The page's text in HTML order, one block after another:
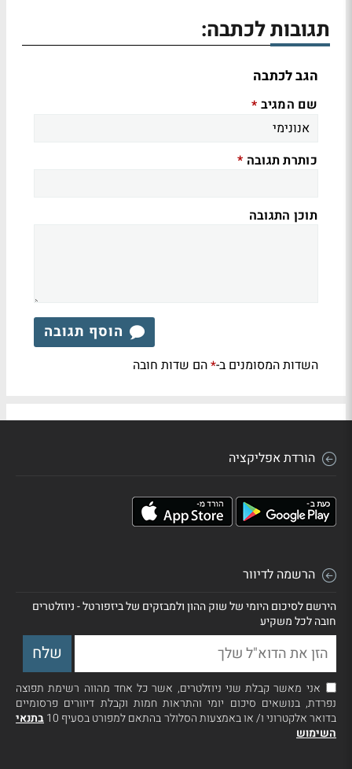
תגובות לכתבה:
הגב לכתבה
שם המגיב *
כותרת תגובה *
תוכן התגובה
הוסף תגובה
השדות המסומנים ב-*הם שדות חובה
הורדת אפליקציה
הרשמה לדיוור
הירשם לסיכום היומי של שוק ההון ולמבזקים של ביזפורטל - ניוזלטרים
חובה לכל משקיע
אני מאשר קבלת שני ניוזלטרים, אשר כל אחד מהווה רשימת תפוצה
נפרדת, בנושאים סיכום יומי והתראות חמות וקבלת דיוורים פרסומיים
בדואר אלקטרוני ו/ או באמצעות הסלולר בהתאם למפורט בסעיף 10
בתנאי
השימוש